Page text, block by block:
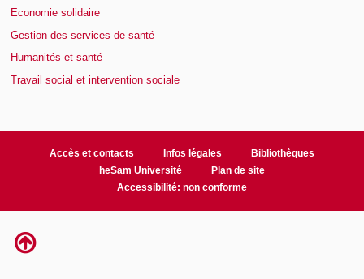
Economie solidaire
Gestion des services de santé
Humanités et santé
Travail social et intervention sociale
Accès et contacts Infos légales
Bibliothèques
heSam Université
Plan de site
Accessibilité: non conforme